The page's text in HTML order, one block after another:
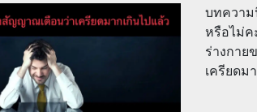
บทความ
หรือไม่ค
ร่างกาย
เครียดม